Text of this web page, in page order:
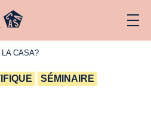
CASA?
SÉMINAIRE